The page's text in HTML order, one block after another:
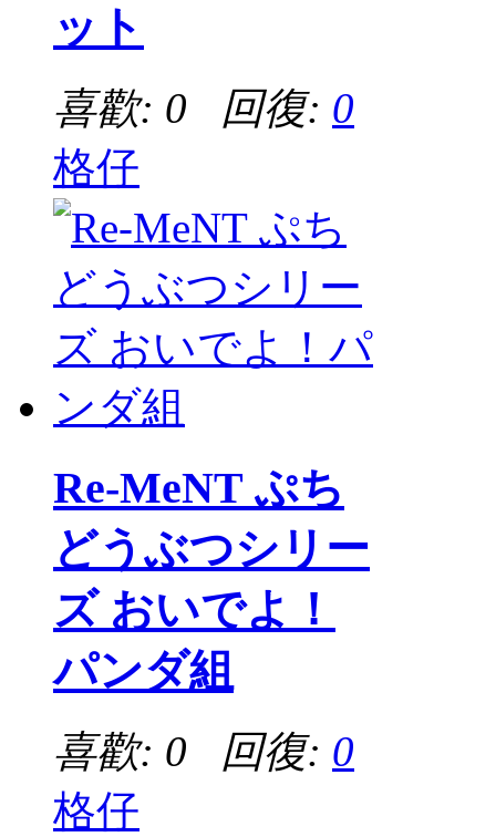
ット
喜歡: 0 回復: 0
格仔
Re-MeNT ぷち
どうぶつシリー
ズ おいでよ！
パンダ組
喜歡: 0 回復: 0
格仔